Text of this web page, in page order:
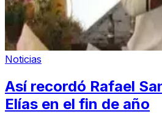
Noticias
Así recordó Rafael
Elías en el fin de año